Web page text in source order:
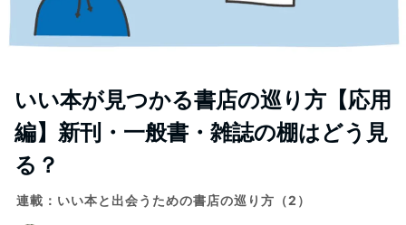
いい本が見つかる書店の巡り方【応用
編】新刊・一般書・雑誌の棚はどう見
る？
連載：いい本と出会うための書店の巡り方（2）